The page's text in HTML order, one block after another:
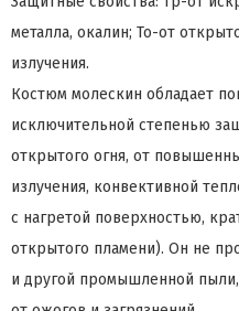
металла, окалин; То-от
излучения.
Костюм молескин обладает
исключительной степенью
открытого огня, от
излучения, конвективной
с нагретой поверхностью,
открытого пламени). Он не
и другой промышленной